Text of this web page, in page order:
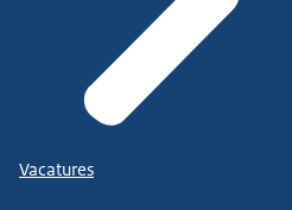
Vacatures